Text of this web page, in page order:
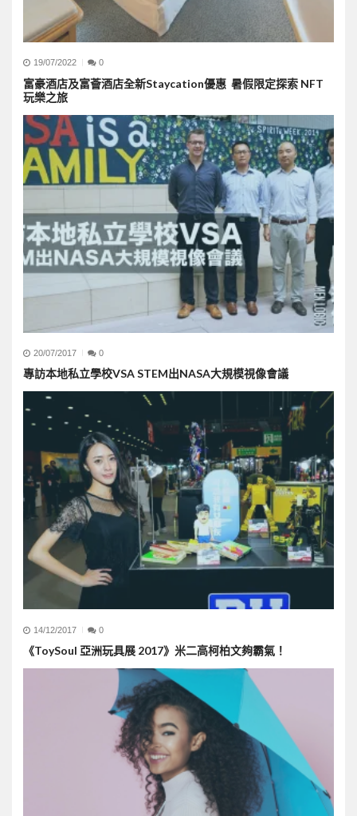
19/07/2022 0
富豪酒店及富薈酒店全新Staycation優惠 暑假限定探索 NFT
玩樂之旅
20/07/2017 0
專訪本地私立學校VSA STEM出NASA大規模視像會議
14/12/2017 0
《ToySoul 亞洲玩具展 2017》米二高柯柏文夠霸氣！